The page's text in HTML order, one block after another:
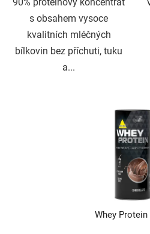
90% proteinový koncentrát
s obsahem vysoce
kvalitních mléčných
bílkovin bez příchuti, tuku
a...
Whey Protein